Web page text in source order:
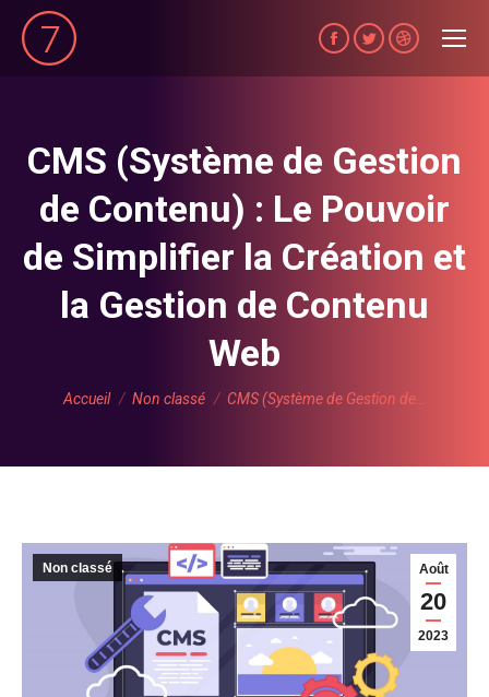
La
page
s'ouvre
dans
une
fenêtre
La
page
s'ouvre
dans
une
fenêtre
La
page
s'ouvre
dans
une
fenêtre
CMS (Système de Gestion
de Contenu) : Le Pouvoir
de Simplifier la Création et
la Gestion de Contenu
Web
Vous êtes ici :
Accueil Non classé CMS (Système de Gestion de…
Août
20
2023
Non classé